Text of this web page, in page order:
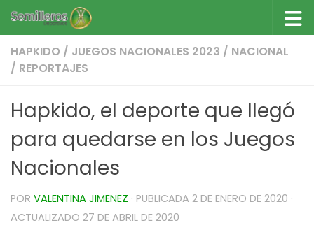
Saltar al contenido
HAPKIDO / JUEGOS NACIONALES 2023 / NACIONAL
/ REPORTAJES
Hapkido, el deporte que llegó
para quedarse en los Juegos
Nacionales
POR VALENTINA JIMENEZ · PUBLICADA 2 DE ENERO DE 2020 ·
ACTUALIZADO 27 DE ABRIL DE 2020